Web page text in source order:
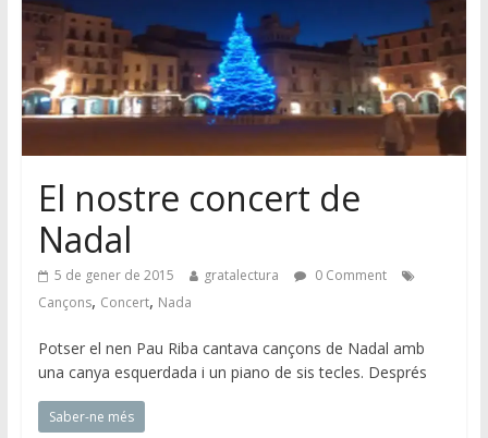
El nostre concert de
Nadal
5 de gener de 2015 gratalectura
0 Comment
Cançons, Concert, Nada
Potser el nen Pau Riba cantava cançons de Nadal amb
una canya esquerdada i un piano de sis tecles. Després
Saber-ne més